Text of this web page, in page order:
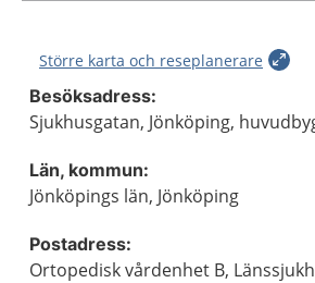
Större karta och reseplanerare
Besöksadress:
Sjukhusgatan, Jönköping,
Län, kommun:
Jönköpings län, Jönköping
Postadress:
Ortopedisk vårdenhet B,